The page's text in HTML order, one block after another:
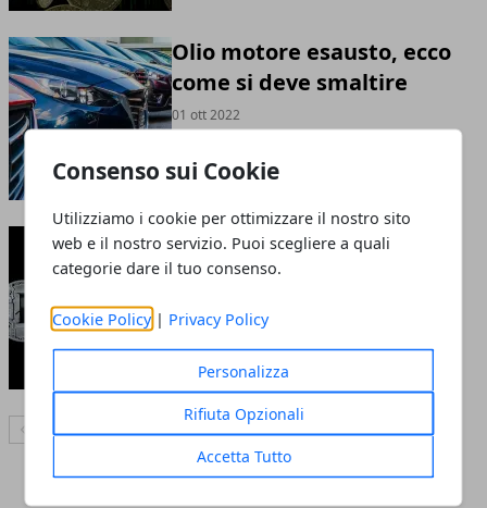
Consenso sui Cookie
Utilizziamo i cookie per ottimizzare il nostro sito
web e il nostro servizio. Puoi scegliere a quali
categorie dare il tuo consenso.
Cookie Policy | Privacy Policy
Personalizza
Rifiuta Opzionali
Accetta Tutto
Olio motore esausto, ecco
come si deve smaltire
01 ott 2022
Il mercato delle
criptovalute è in costante
04 set 2022
Articolo Precedente
Articolo Successivo